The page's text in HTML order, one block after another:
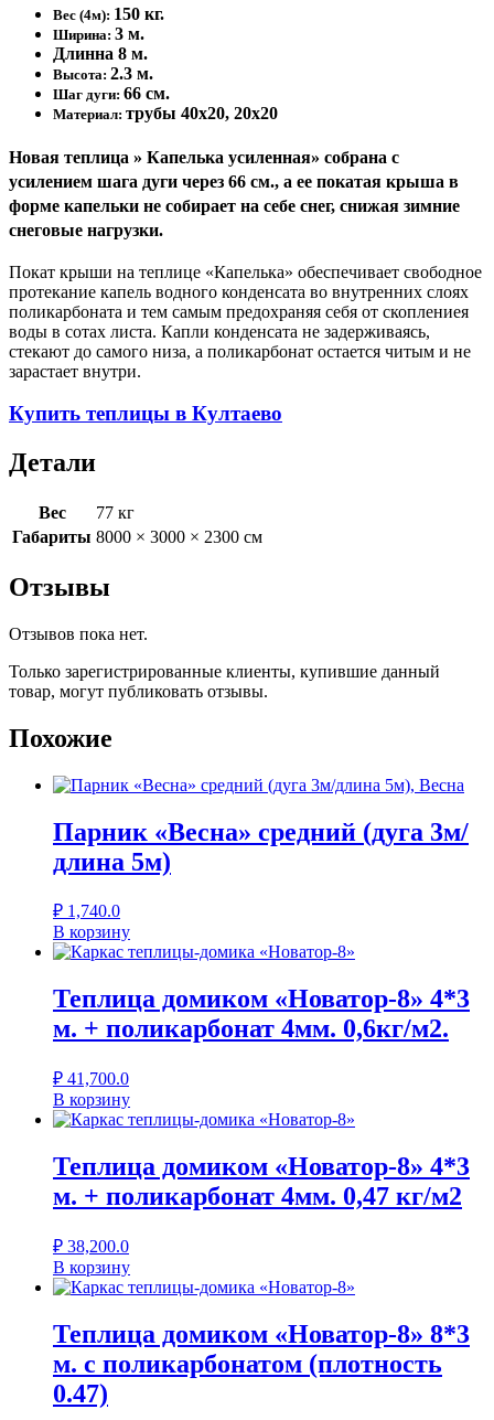
Вес (4м): 150 кг.
Ширина: 3 м.
Длинна 8 м.
Высота: 2.3 м.
Шаг дуги: 66 см.
Материал: трубы 40х20, 20х20
Новая теплица » Капелька усиленная» собрана с
усилением шага дуги через 66 см., а ее покатая крыша в
форме капельки не собирает на себе снег, снижая зимние
снеговые нагрузки.
Покат крыши на теплице «Капелька» обеспечивает свободное
протекание капель водного конденсата во внутренних слоях
поликарбоната и тем самым предохраняя себя от скоплениея
воды в сотах листа. Капли конденсата не задерживаясь,
стекают до самого низа, а поликарбонат остается читым и не
зарастает внутри.
Купить теплицы в Култаево
Детали
Вес
77 кг
Габариты 8000 × 3000 × 2300 см
Отзывы
Отзывов пока нет.
Только зарегистрированные клиенты, купившие данный
товар, могут публиковать отзывы.
Похожие
Парник «Весна» средний (дуга 3м/
длина 5м)
₽ 1,740.0
В корзину
Теплица домиком «Новатор-8» 4*3
м. + поликарбонат 4мм. 0,6кг/м2.
₽ 41,700.0
В корзину
Теплица домиком «Новатор-8» 4*3
м. + поликарбонат 4мм. 0,47 кг/м2
₽ 38,200.0
В корзину
Теплица домиком «Новатор-8» 8*3
м. с поликарбонатом (плотность
0.47)